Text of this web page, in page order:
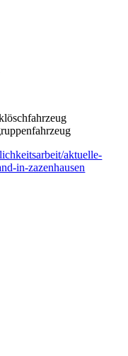
aktuelle-
in-zazenhausen